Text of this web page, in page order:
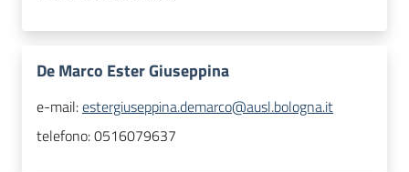
De Marco Ester Giuseppina
e-mail:estergiuseppina.demarco@ausl.bologna.it
telefono:0516079637